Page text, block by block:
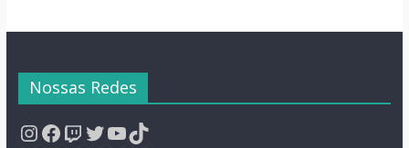
Nossas Redes
Instagram
Facebook
Twitch
Twitter
YouTube
TikTok